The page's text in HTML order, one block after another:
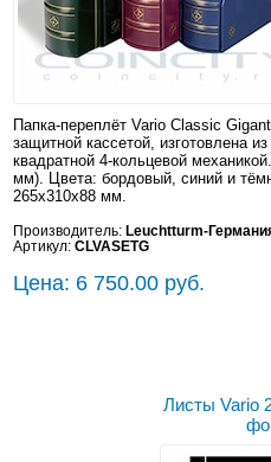
Папка-переплёт Vario Classic
защитной кассетой, изготовлена
квадратной 4-кольцевой
мм). Цвета: бордовый, синий и
265x310x88 мм.
Производитель: Leuchtturm-
Артикул:CLVASETG
Цена: 6 750.00 руб.
Листы Vario